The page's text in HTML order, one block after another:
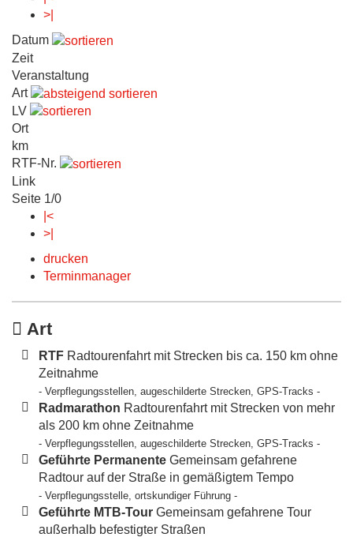
>|
Datum
Zeit
Veranstaltung
Art
LV
Ort
km
RTF-Nr.
Link
Seite 1/0
|<
>|
drucken
Terminmanager
Art
RTF Radtourenfahrt mit Strecken bis ca. 150 km ohne
Zeitnahme
- Verpflegungsstellen, augeschilderte Strecken, GPS-Tracks -
Radmarathon Radtourenfahrt mit Strecken von mehr
als 200 km ohne Zeitnahme
- Verpflegungsstellen, augeschilderte Strecken, GPS-Tracks -
Geführte Permanente Gemeinsam gefahrene
Radtour auf der Straße in gemäßigtem Tempo
- Verpflegungsstelle, ortskundiger Führung -
Geführte MTB-Tour Gemeinsam gefahrene Tour
außerhalb befestigter Straßen